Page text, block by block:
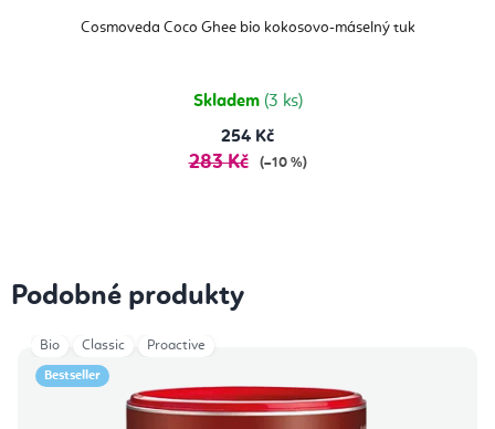
Cosmoveda Coco Ghee bio kokosovo-máselný tuk
Skladem (3 ks)
254 Kč
283 Kč (–10 %)
Podobné produkty
Bestseller
Bio Classic Proactive